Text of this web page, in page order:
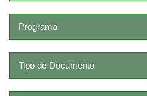
Programa
Tipo de Documento